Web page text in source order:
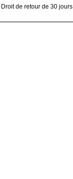
Droit de retour de 30 jours